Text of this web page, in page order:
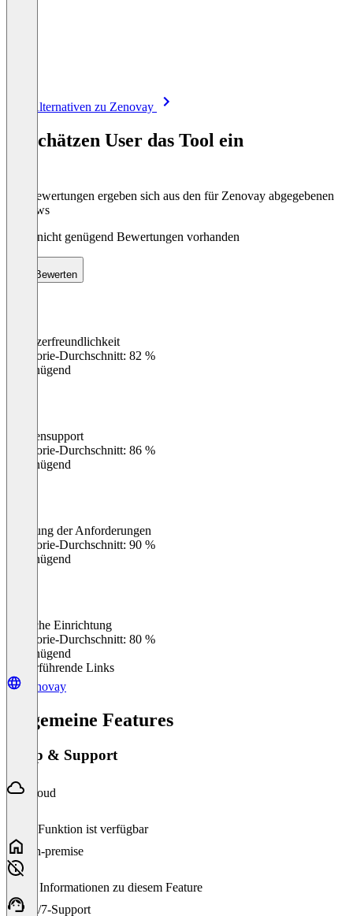
Alle Alternativen zu Zenovay
So schätzen User das Tool ein
Die Bewertungen ergeben sich aus den für Zenovay abgegebenen
Reviews
Noch nicht genügend Bewertungen vorhanden
Bewerten
Benutzerfreundlichkeit
Kategorie-Durchschnitt: 82 %
Ungenügend
Kundensupport
Kategorie-Durchschnitt: 86 %
Ungenügend
Erfüllung der Anforderungen
Kategorie-Durchschnitt: 90 %
Ungenügend
Einfache Einrichtung
Kategorie-Durchschnitt: 80 %
Ungenügend
Weiterführende Links
Zenovay
Allgemeine Features
Setup & Support
Cloud
Diese Funktion ist verfügbar
On-premise
Keine Informationen zu diesem Feature
24/7-Support